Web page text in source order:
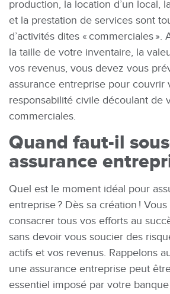
production, la location d’un local,
et la prestation de services sont
d’activités dites « commerciales ».
la taille de votre inventaire, la
vos revenus, vous devez vous
assurance entreprise pour couvrir
responsabilité civile découlant de
commerciales.
Quand faut-il
assurance
Quel est le moment idéal pour
entreprise ? Dès sa création !
consacrer tous vos efforts au
sans devoir vous soucier des
actifs et vos revenus. Rappelons
une assurance entreprise peut
essentiel imposé par votre